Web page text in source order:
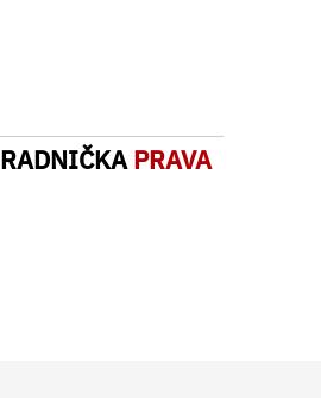
RADNIČKA PRAVA